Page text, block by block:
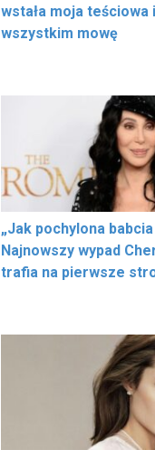
wstała moja teściowa
wszystkim mowę
„Jak pochylona
Najnowszy wypad
trafia na pierwsze